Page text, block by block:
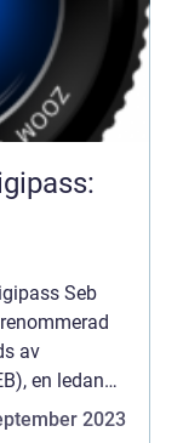
Seb
av
en ledande
är specifikt
2023